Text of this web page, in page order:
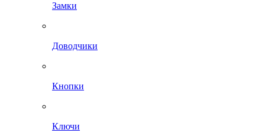
Замки
Доводчики
Кнопки
Ключи